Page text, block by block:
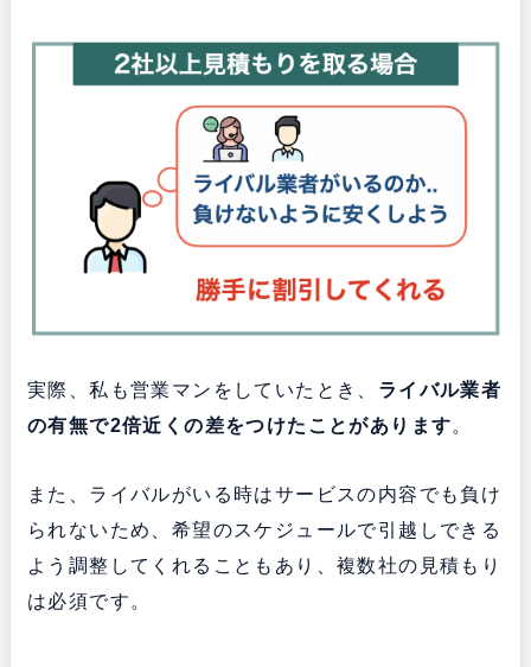
実際、私も営業マンをしていたとき、 ライバル業者
の有無で2倍近くの差をつけたことがあります。
また、ライバルがいる時はサービスの内容でも負け
られないため、希望のスケジュールで引越しできる
よう調整してくれることもあり、複数社の見積もり
は必須です。